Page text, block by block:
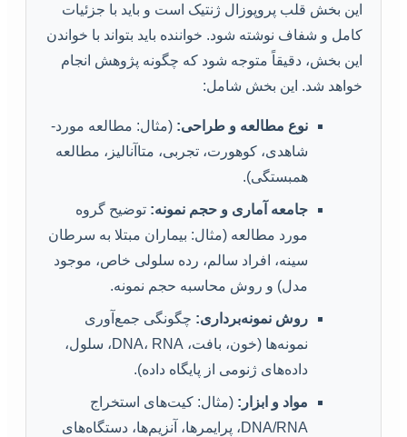
این بخش قلب پروپوزال ژنتیک است و باید با جزئیات
کامل و شفاف نوشته شود. خواننده باید بتواند با خواندن
این بخش، دقیقاً متوجه شود که چگونه پژوهش انجام
خواهد شد. این بخش شامل:
نوع مطالعه و طراحی: (مثال: مطالعه مورد-
شاهدی، کوهورت، تجربی، متاآنالیز، مطالعه
همبستگی).
جامعه آماری و حجم نمونه: توضیح گروه
مورد مطالعه (مثال: بیماران مبتلا به سرطان
سینه، افراد سالم، رده سلولی خاص، موجود
مدل) و روش محاسبه حجم نمونه.
روش نمونه‌برداری: چگونگی جمع‌آوری
نمونه‌ها (خون، بافت، DNA، RNA، سلول،
داده‌های ژنومی از پایگاه داده).
مواد و ابزار: (مثال: کیت‌های استخراج
DNA/RNA، پرایمرها، آنزیم‌ها، دستگاه‌های